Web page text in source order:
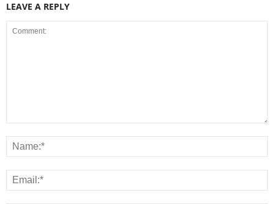
LEAVE A REPLY